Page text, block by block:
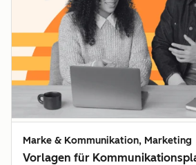
Marke & Kommunikation, Marketing
Vorlagen für